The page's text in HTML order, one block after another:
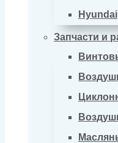
Hyundai
Запчасти и